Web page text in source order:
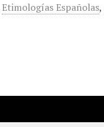
Etimologías Españolas,